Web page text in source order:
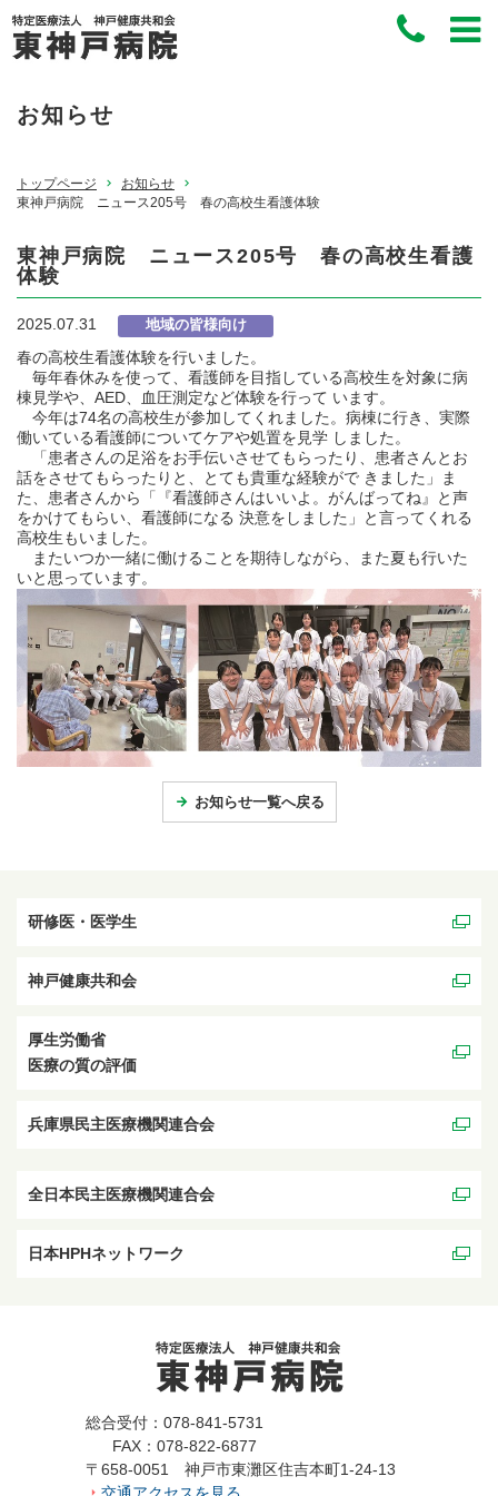
お知らせ
トップページ
お知らせ
東神戸病院 ニュース205号 春の高校生看護体験
東神戸病院 ニュース205号 春の高校生看護
体験
2025.07.31 地域の皆様向け
春の高校生看護体験を行いました。
毎年春休みを使って、看護師を目指している高校生を対象に病
棟見学や、AED、血圧測定など体験を行って います。
今年は74名の高校生が参加してくれました。病棟に行き、実際
働いている看護師についてケアや処置を見学 しました。
「患者さんの足浴をお手伝いさせてもらったり、患者さんとお
話をさせてもらったりと、とても貴重な経験がで きました」ま
た、患者さんから「『看護師さんはいいよ。がんばってね』と声
をかけてもらい、看護師になる 決意をしました」と言ってくれる
高校生もいました。
またいつか一緒に働けることを期待しながら、また夏も行いた
いと思っています。
お知らせ一覧へ戻る
研修医・医学生
神戸健康共和会
厚生労働省
医療の質の評価
兵庫県民主医療機関連合会
全日本民主医療機関連合会
日本HPHネットワーク
総合受付：078-841-5731
FAX：078-822-6877
〒658-0051 神戸市東灘区住吉本町1-24-13
交通アクセスを見る